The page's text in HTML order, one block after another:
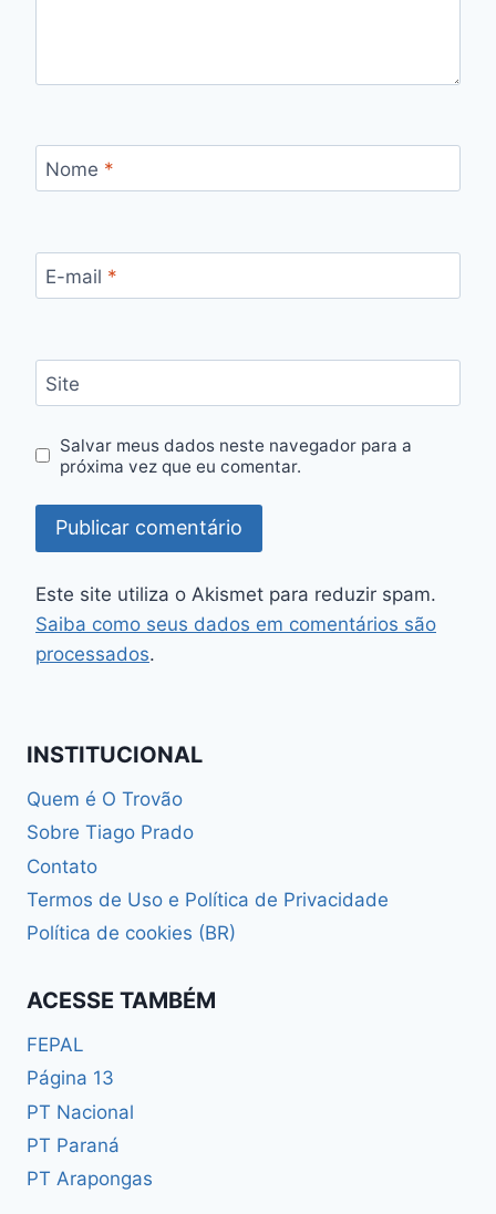
Nome *
E-mail *
Site
Salvar meus dados neste navegador para a
próxima vez que eu comentar.
Este site utiliza o Akismet para reduzir spam.
Saiba como seus dados em comentários são
processados.
INSTITUCIONAL
Quem é O Trovão
Sobre Tiago Prado
Contato
Termos de Uso e Política de Privacidade
Política de cookies (BR)
ACESSE TAMBÉM
FEPAL
Página 13
PT Nacional
PT Paraná
PT Arapongas